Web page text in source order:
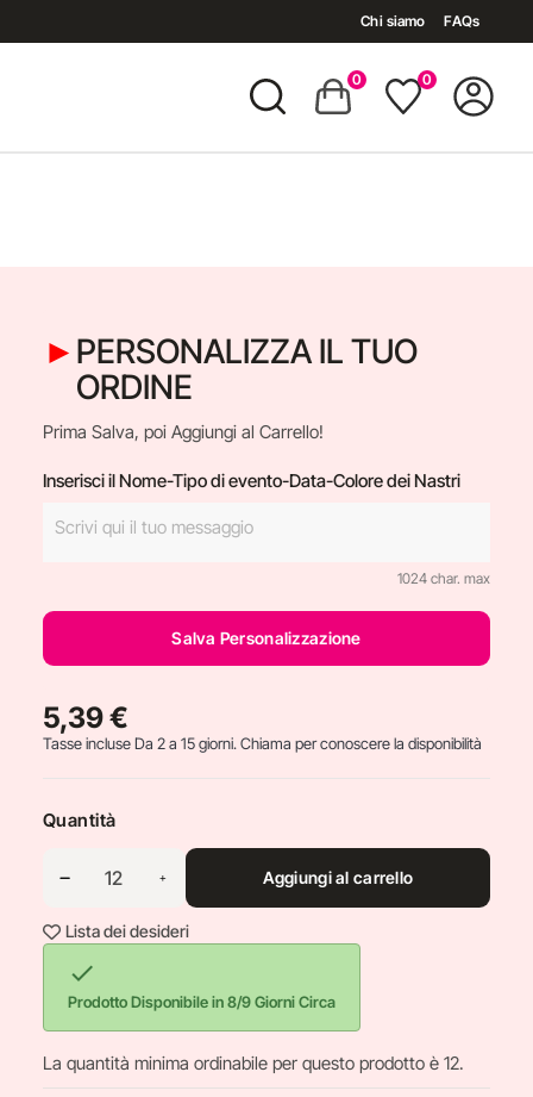
Chi siamo FAQs
0 0
PERSONALIZZA IL TUO
ORDINE
Prima Salva, poi Aggiungi al Carrello!
Inserisci il Nome-Tipo di evento-Data-Colore dei Nastri
1024 char. max
Salva Personalizzazione
5,39 €
Tasse incluseDa 2 a 15 giorni. Chiama per conoscere la disponibilità
Quantità
Aggiungi al carrello
Lista dei desideri

Prodotto Disponibile in 8/9 Giorni Circa
La quantità minima ordinabile per questo prodotto è 12.